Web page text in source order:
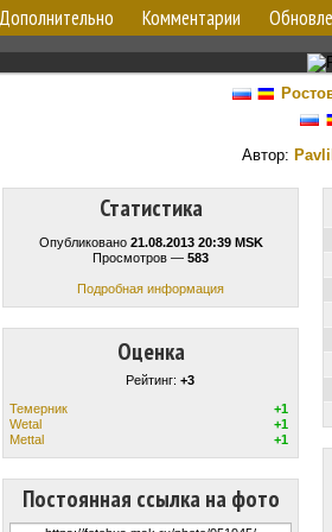
Дополнительно Комментарии
Автор:
Статистика
Опубликовано 21.08.2013 20:39 MSK
Просмотров — 583
Подробная информация
Оценка
Рейтинг: +3
Темерник
+1
Wetal
+1
Mettal
+1
Постоянная ссылка на фото